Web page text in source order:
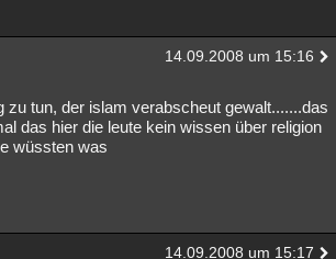
14.09.2008 um 15:16
zu tun, der islam verabscheut gewalt.......das
das hier die leute kein wissen über religion
wüssten was
14.09.2008 um 15:17